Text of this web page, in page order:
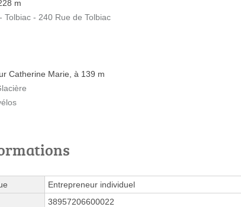
m
Tolbiac - 240 Rue de Tolbiac
Catherine Marie, à 139 m
Entrepreneur individuel
38957206600022